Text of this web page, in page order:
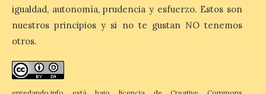
En la Comarca de Liébana
para ver el Eclipse de Sol
igualdad, autonomía, prudencia y esfuerzo. Estos son
nuestros principios y si no te gustan NO tenemos
otros.